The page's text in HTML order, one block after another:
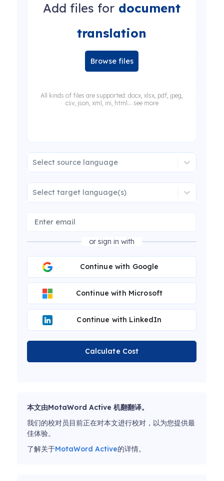
Add files for document
translation
Browse files
All kinds of files are supported: docx, xlsx, pdf, jpeg,
csv, json, xml, ini, html... see more
Select source language
Select target language(s)
or sign in with
Continue with Google
Continue with Microsoft
Continue with LinkedIn
Calculate Cost
本文由MotaWord Active 机翻翻译。
我们的校对员目前正在对本文进行校对，以为您提供最
佳体验。
了解关于MotaWord Active的详情。